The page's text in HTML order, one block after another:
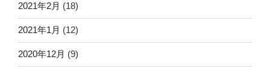
2021年2月 (18)
2021年1月 (12)
2020年12月 (9)